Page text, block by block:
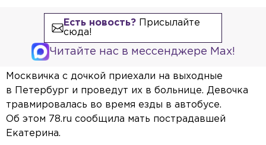
Есть новость?Присылайте
сюда!
Читайте нас в мессенджере Max!
Москвичка с дочкой приехали на выходные
в Петербург и проведут их в больнице. Девочка
травмировалась во время езды в автобусе.
Об этом 78.ru сообщила мать пострадавшей
Екатерина.